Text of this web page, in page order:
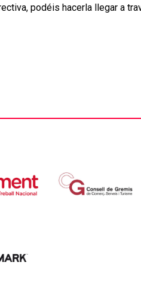
podéis hacerla llegar a